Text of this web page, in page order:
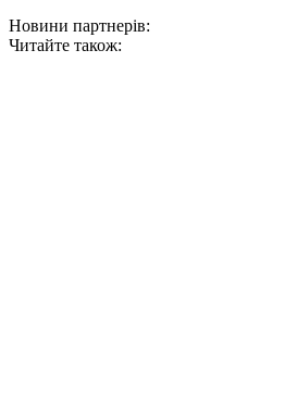
Новини партнерів:
Читайте також: